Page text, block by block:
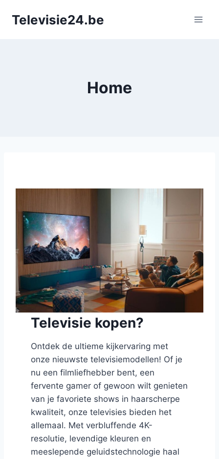
naarTelevisie24.be
Home
Televisie kopen?
Ontdek de ultieme kijkervaring met
onze nieuwste televisiemodellen! Of je
nu een filmliefhebber bent, een
fervente gamer of gewoon wilt genieten
van je favoriete shows in haarscherpe
kwaliteit, onze televisies bieden het
allemaal. Met verbluffende 4K-
resolutie, levendige kleuren en
meeslepende geluidstechnologie haal